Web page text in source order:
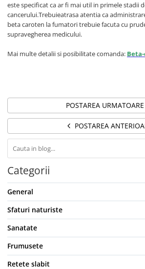
este specificat ca ar fi mai util in primele stadii
cancerului.Trebuieatrasa atentia ca
beta caroten la fumatori trebuie facuta cu
supravegherea medicului.
Mai multe detalii si posibilitate comanda:
POSTAREA URMATOARE
POSTAREA
Categorii
General
Sfaturi naturiste
Sanatate
Frumusete
Retete slabit